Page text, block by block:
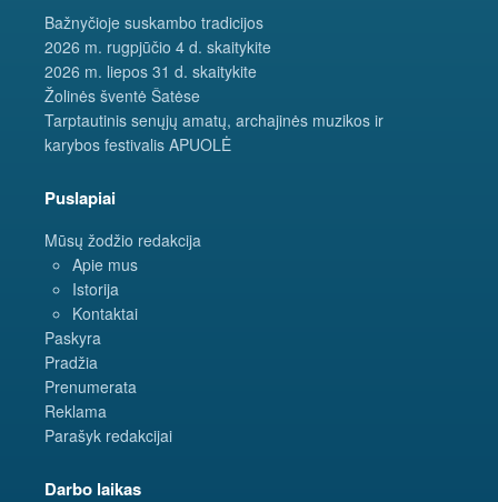
Bažnyčioje suskambo tradicijos
2026 m. rugpjūčio 4 d. skaitykite
2026 m. liepos 31 d. skaitykite
Žolinės šventė Šatėse
Tarptautinis senųjų amatų, archajinės muzikos ir
karybos festivalis APUOLĖ
Puslapiai
Mūsų žodžio redakcija
Apie mus
Istorija
Kontaktai
Paskyra
Pradžia
Prenumerata
Reklama
Parašyk redakcijai
Darbo laikas